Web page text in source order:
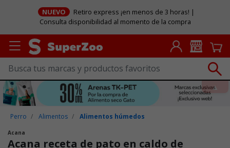
NUEVO
Retiro express ¡en menos de 3 horas! |
Consulta disponibilidad al momento de la compra
Perro Alimentos Alimentos húmedos
Acana
Acana receta de pato en caldo de